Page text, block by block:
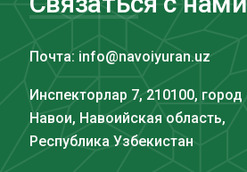
Почта: info@navoiyuran.uz
Инспекторлар 7, 210100, город
Навои, Навоийская область,
Республика Узбекистан